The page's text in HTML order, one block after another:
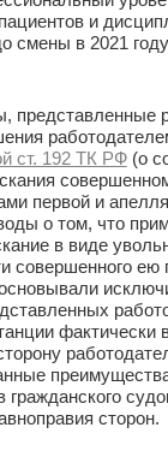
и
смены в 2021
представленные
ст. 192 ТК РФ(о
первой и
о том, что
в виде
совершенного ею
фактически
сторон.